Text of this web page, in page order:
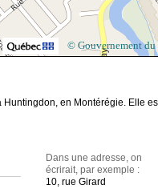
© Gouvernement du
en Montérégie. Elle
Dans une adresse, on
écrirait, par exemple :
10, rue Girard